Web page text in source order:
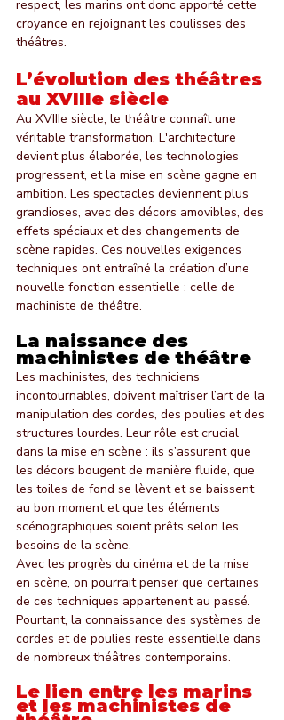
respect, les marins ont donc apporté cette
croyance en rejoignant les coulisses des
théâtres.
L’évolution des théâtres
au XVIIIe siècle
Au XVIIIe siècle, le théâtre connaît une
véritable transformation. L'architecture
devient plus élaborée, les technologies
progressent, et la mise en scène gagne en
ambition. Les spectacles deviennent plus
grandioses, avec des décors amovibles, des
effets spéciaux et des changements de
scène rapides. Ces nouvelles exigences
techniques ont entraîné la création d’une
nouvelle fonction essentielle : celle de
machiniste de théâtre.
La naissance des
machinistes de théâtre
Les machinistes, des techniciens
incontournables, doivent maîtriser l’art de la
manipulation des cordes, des poulies et des
structures lourdes. Leur rôle est crucial
dans la mise en scène : ils s’assurent que
les décors bougent de manière fluide, que
les toiles de fond se lèvent et se baissent
au bon moment et que les éléments
scénographiques soient prêts selon les
besoins de la scène.
Avec les progrès du cinéma et de la mise
en scène, on pourrait penser que certaines
de ces techniques appartenent au passé.
Pourtant, la connaissance des systèmes de
cordes et de poulies reste essentielle dans
de nombreux théâtres contemporains.
Le lien entre les marins
et les machinistes de